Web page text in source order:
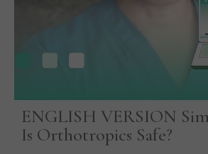
ENGLISH VERSION
Is Orthotropics Safe?